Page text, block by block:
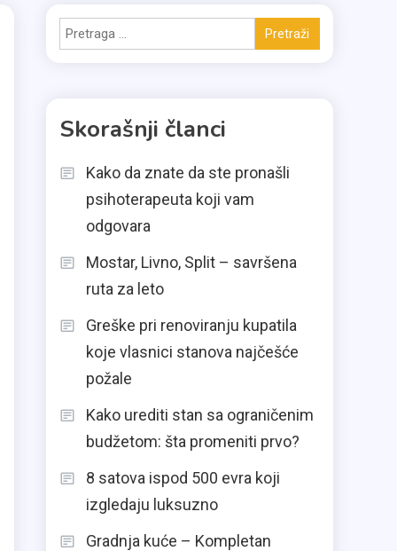
Pretraga
za:
Skorašnji članci
Kako da znate da ste pronašli
psihoterapeuta koji vam
odgovara
Mostar, Livno, Split – savršena
ruta za leto
Greške pri renoviranju kupatila
koje vlasnici stanova najčešće
požale
Kako urediti stan sa ograničenim
budžetom: šta promeniti prvo?
8 satova ispod 500 evra koji
izgledaju luksuzno
Gradnja kuće – Kompletan